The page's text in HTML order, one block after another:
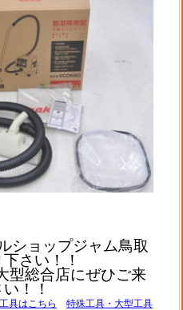
ショップジャム鳥取
さい！！
型総合店にぜひご来
！！
具はこちら
特殊工具・大型工具